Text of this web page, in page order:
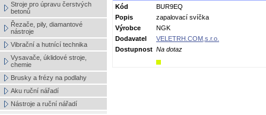
Stroje pro úpravu čerstvých
betonů
Řezače, pily, diamantové
nástroje
Vibrační a hutnící technika
Vysavače, úklidové stroje,
chemie
Brusky a frézy na podlahy
Aku ruční nářadí
Nástroje a ruční nářadí
Kód
BUR9EQ
Popis
zapalovací svíčka
Výrobce
NGK
Dodavatel
VELETRH.COM,s.r.o.
Dostupnost Na dotaz